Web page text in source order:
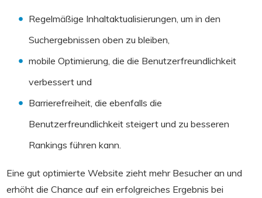
Regelmäßige Inhaltaktualisierungen, um in den
Suchergebnissen oben zu bleiben,
mobile Optimierung, die die Benutzerfreundlichkeit
verbessert und
Barrierefreiheit, die ebenfalls die
Benutzerfreundlichkeit steigert und zu besseren
Rankings führen kann.
Eine gut optimierte Website zieht mehr Besucher an und
erhöht die Chance auf ein erfolgreiches Ergebnis bei